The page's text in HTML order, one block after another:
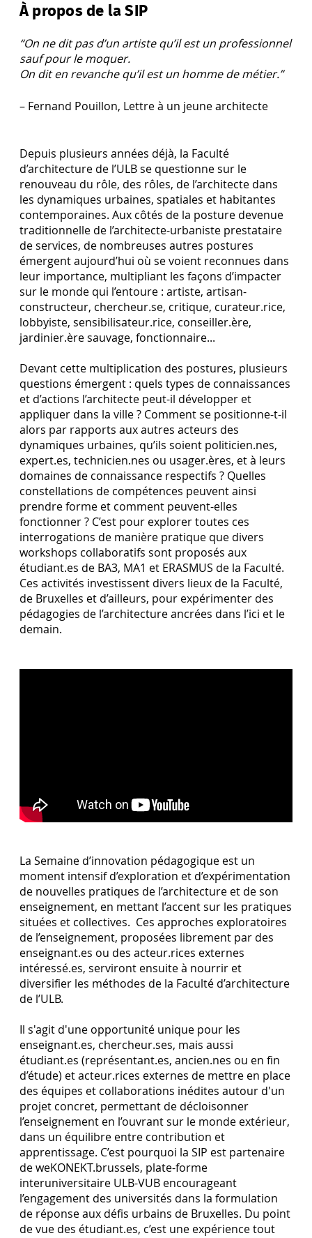
À propos de la SIP
“On ne dit pas d’un artiste qu’il est un professionnel
sauf pour le moquer.
On dit en revanche qu’il est un homme de métier.”
– Fernand Pouillon, Lettre à un jeune architecte
Depuis plusieurs années déjà, la Faculté
d’architecture de l’ULB se questionne sur le
renouveau du rôle, des rôles, de l’architecte dans
les dynamiques urbaines, spatiales et habitantes
contemporaines. Aux côtés de la posture devenue
traditionnelle de l’architecte-urbaniste prestataire
de services, de nombreuses autres postures
émergent aujourd’hui où se voient reconnues dans
leur importance, multipliant les façons d’impacter
sur le monde qui l’entoure : artiste, artisan-
constructeur, chercheur.se, critique, curateur.rice,
lobbyiste, sensibilisateur.rice, conseiller.ère,
jardinier.ère sauvage, fonctionnaire...
Devant cette multiplication des postures, plusieurs
questions émergent : quels types de connaissances
et d’actions l’architecte peut-il développer et
appliquer dans la ville ? Comment se positionne-t-il
alors par rapports aux autres acteurs des
dynamiques urbaines, qu’ils soient politicien.nes,
expert.es, technicien.nes ou usager.ères, et à leurs
domaines de connaissance respectifs ? Quelles
constellations de compétences peuvent ainsi
prendre forme et comment peuvent-elles
fonctionner ? C’est pour explorer toutes ces
interrogations de manière pratique que divers
workshops collaboratifs sont proposés aux
étudiant.es de BA3, MA1 et ERASMUS de la Faculté.
Ces activités investissent divers lieux de la Faculté,
de Bruxelles et d’ailleurs, pour expérimenter des
pédagogies de l’architecture ancrées dans l’ici et le
demain.
La Semaine d’innovation pédagogique est un
moment intensif d’exploration et d’expérimentation
de nouvelles pratiques de l’architecture et de son
enseignement, en mettant l’accent sur les pratiques
situées et collectives. Ces approches exploratoires
de l’enseignement, proposées librement par des
enseignant.es ou des acteur.rices externes
intéressé.es, serviront ensuite à nourrir et
diversifier les méthodes de la Faculté d’architecture
de l’ULB.
Il s'agit d'une opportunité unique pour les
enseignant.es, chercheur.ses, mais aussi
étudiant.es (représentant.es, ancien.nes ou en fin
d’étude) et acteur.rices externes de mettre en place
des équipes et collaborations inédites autour d'un
projet concret, permettant de décloisonner
l’enseignement en l’ouvrant sur le monde extérieur,
dans un équilibre entre contribution et
apprentissage. C’est pourquoi la SIP est partenaire
de weKONEKT.brussels, plate-forme
interuniversitaire ULB-VUB encourageant
l’engagement des universités dans la formulation
de réponse aux défis urbains de Bruxelles. Du point
de vue des étudiant.es, c’est une expérience tout